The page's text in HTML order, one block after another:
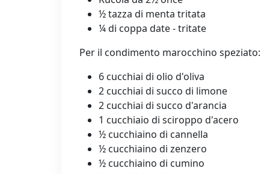
½ tazza di menta tritata
¼ di coppa date - tritate
Per il condimento marocchino speziato:
6 cucchiai di olio d'oliva
2 cucchiai di succo di limone
2 cucchiai di succo d'arancia
1 cucchiaio di sciroppo d'acero
½ cucchiaino di cannella
½ cucchiaino di zenzero
½ cucchiaino di cumino